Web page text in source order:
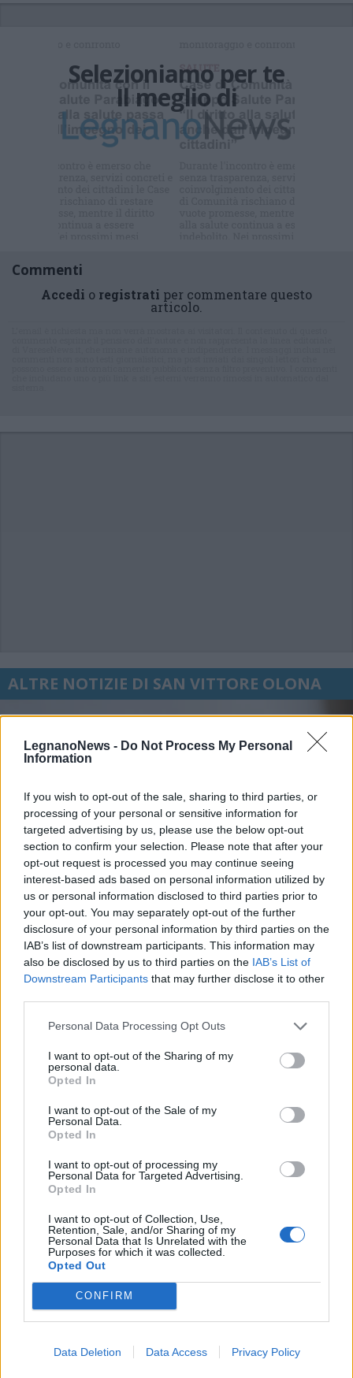
LegnanoNews - Do Not Process My Personal
Information
If you wish to opt-out of the sale, sharing to third parties, or
processing of your personal or sensitive information for
targeted advertising by us, please use the below opt-out
section to confirm your selection. Please note that after your
opt-out request is processed you may continue seeing
interest-based ads based on personal information utilized by
us or personal information disclosed to third parties prior to
your opt-out. You may separately opt-out of the further
disclosure of your personal information by third parties on the
IAB’s list of downstream participants. This information may
also be disclosed by us to third parties on the IAB’s List of
Downstream Participants that may further disclose it to other
Personal Data Processing Opt Outs
I want to opt-out of the Sharing of my
personal data.
Opted In
I want to opt-out of the Sale of my
Personal Data.
Opted In
I want to opt-out of processing my
Personal Data for Targeted Advertising.
Opted In
I want to opt-out of Collection, Use,
Retention, Sale, and/or Sharing of my
Personal Data that Is Unrelated with the
Purposes for which it was collected.
Opted Out
CONFIRM
Data Deletion Data Access Privacy Policy
Selezioniamo per te
Il meglio di
Commenti
Accedi o registrati per commentare questo
articolo.
ALTRE NOTIZIE DI SAN VITTORE OLONA
ALTO MILANESE
A luglio 130 nuovi nati all’Ospedale
di Legnano. Mai così tante nuove
nascite in un solo mese da 10 anni
ECONOMIA
Mercato del lavoro, crescono gli
avviamenti nella Città
metropolitana di Milano